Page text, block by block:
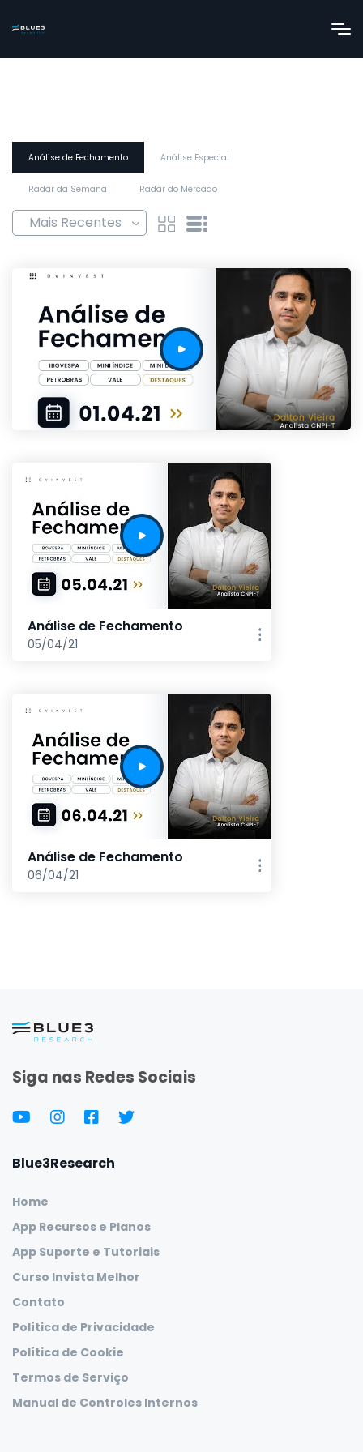
Análise de Fechamento Análise Especial
Radar da Semana Radar do Mercado
Análise de Fechamento
05/04/21
Análise de Fechamento
06/04/21
Siga nas Redes Sociais
Blue3Research
Home
App Recursos e Planos
App Suporte e Tutoriais
Curso Invista Melhor
Contato
Política de Privacidade
Política de Cookie
Termos de Serviço
Manual de Controles Internos